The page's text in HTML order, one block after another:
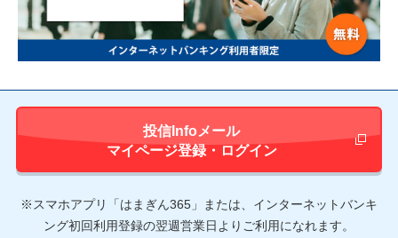
投信Infoメール
マイページ登録・ログイン
新しいウィ
※スマホアプリ「はまぎん365」または、インターネットバンキ
ング初回利用登録の翌週営業日よりご利用になれます。